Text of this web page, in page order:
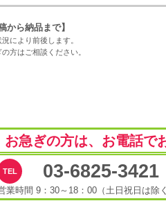
から納品まで】
により前後します。
方はご相談ください。
お急ぎの方は、お電話で
03-6825-3421
業時間 9：30～18：00（土日祝日は除く